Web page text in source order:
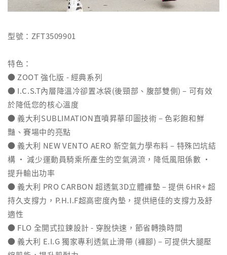
型號：ZFT3509901
特色：
● ZOOT 強化版 - 經典系列
● I.C.S.T內層降溫冷卻置冰袋(後頸部、腹部雙側) – 可有效
於降低您的核心溫度
● 義大利SUBLIMATION直噴昇華印圖技術 – 色彩飽和鮮
豔、賽場中的亮點
● 義大利 NEW VENTO AERO 新空氣力學布料 – 特殊凹坑結
構 ‧ 減少運動員騎乘所產生的空氣渦流，降低風阻係數 ‧
提升輸出功率
● 義大利 PRO CARBON 超透氣3D立體褲墊 – 提供 6HR+ 超
持久支撐力，P.H.I.F超高密度內墊，提供絕佳的支撐力及舒
適性
● FLO 全開式拉鍊設計 - 穿脫快速，節省轉換時間
● 義大利 E.I.G 獨家專利透氣止滑帶 (褲腳) – 可提供大腿壓